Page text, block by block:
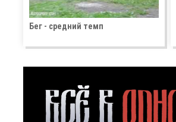
Бег - средний темп